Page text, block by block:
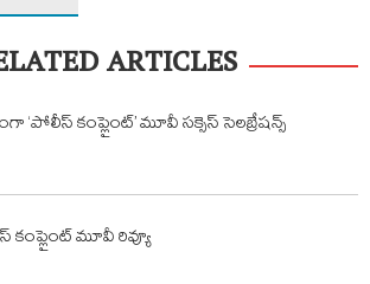
ARTICLES
‘పోలీస్ కంప్లైంట్’ మూవీ సక్సెస్ సెలబ్రేషన్స్
కంప్లైంట్ మూవీ రివ్యూ